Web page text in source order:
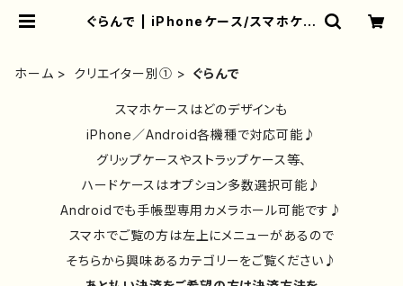
ぐらんで | iPhoneケース/スマホケー
アリうさ
ホーム クリエイター別① ぐらんで
スマホケースはどのデザインも
iPhone／Android各機種で対応可能♪
グリップケースやストラップケース等、
ハードケースはオプション多数選択可能♪
Androidでも手帳型専用カメラホール可能です♪
スマホでご覧の方は左上にメニューがあるので
そちらから興味あるカテゴリーをご覧ください♪